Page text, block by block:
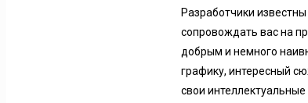
Разработчики
сопровождать вас на
добрым и немного
графику, интересный
свои